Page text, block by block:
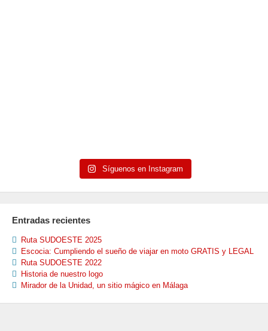
Síguenos en Instagram
Entradas recientes
Ruta SUDOESTE 2025
Escocia: Cumpliendo el sueño de viajar en moto GRATIS y LEGAL
Ruta SUDOESTE 2022
Historia de nuestro logo
Mirador de la Unidad, un sitio mágico en Málaga